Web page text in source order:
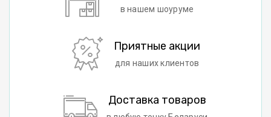
в нашем шоуруме
Приятные акции
для наших клиентов
Доставка товаров